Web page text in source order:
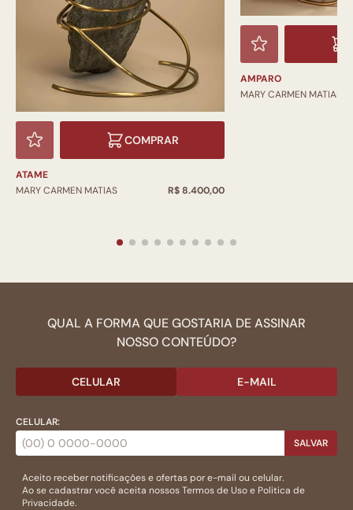
COMPRAR
ATAME
MARY CARMEN MATIAS
R$ 8.400,00
AMPARO
MARY CARMEN MATIAS
QUAL A FORMA QUE GOSTARIA DE ASSINAR
NOSSO CONTEÚDO?
CELULAR E-MAIL
CELULAR:
SALVAR
Aceito receber notificações e ofertas por e-mail ou celular.
Ao se cadastrar você aceita nossosTermos de Usoe Politica de
Privacidade.